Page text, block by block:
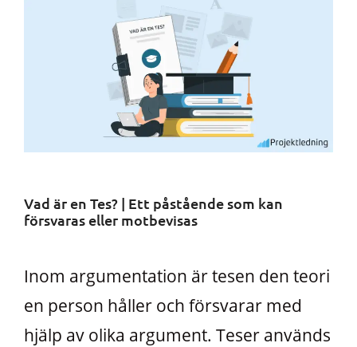
Vad är en Tes? | Ett påstående som kan
försvaras eller motbevisas
Inom argumentation är tesen den teori
en person håller och försvarar med
hjälp av olika argument. Teser används